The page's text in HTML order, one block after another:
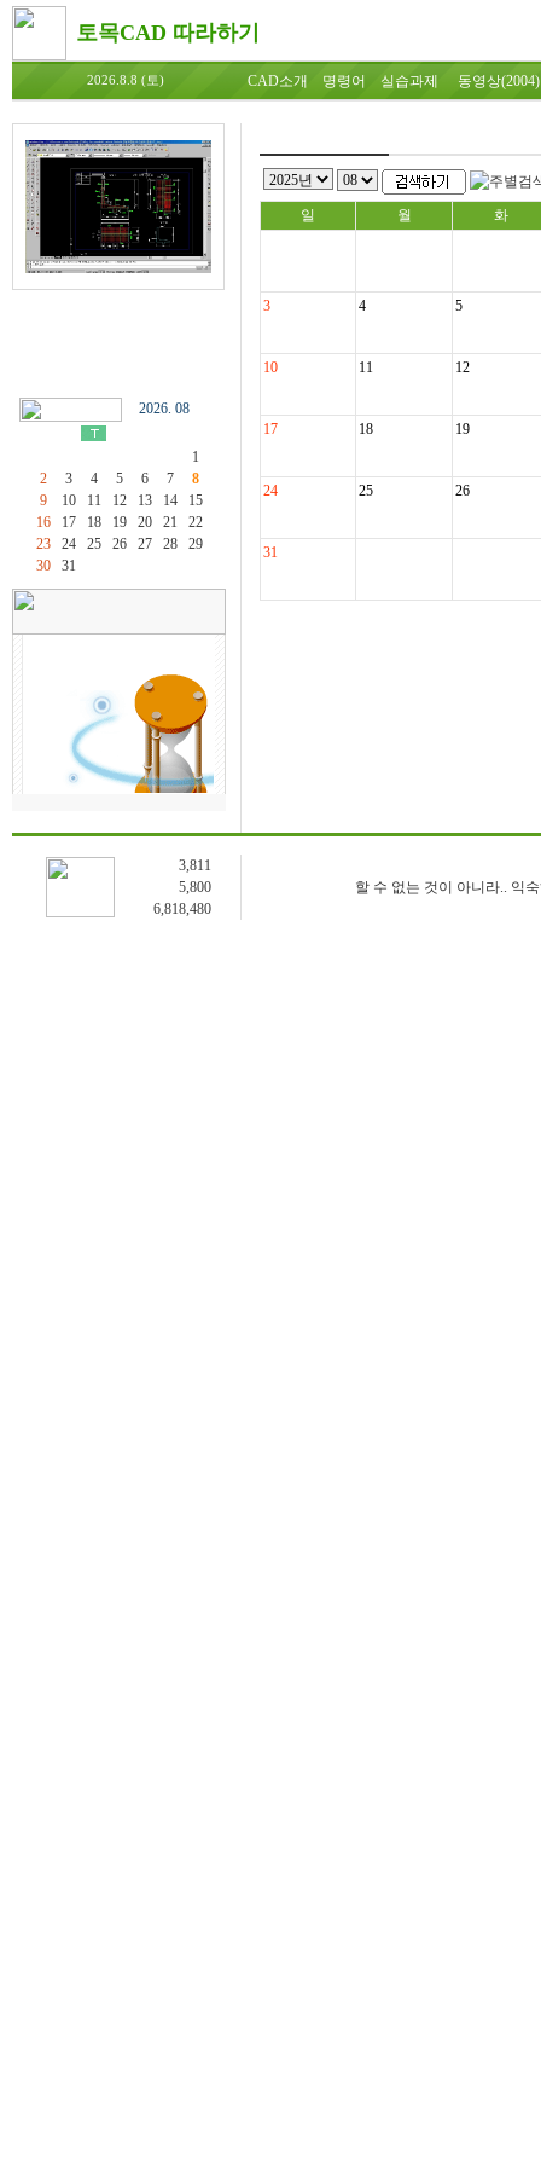
토목CAD 따라하기
2026.8.8 (토) CAD소개 명령어 실습과제 동영상(2004)
2026. 08
1
2
3 4 5 6 7
8
9
10 11 12 13 14
15
16
17 18 19 20 21
22
23
24 25 26 27 28
29
30
31
일 월 화
3 4 5
10 11 12
17 18 19
24 25 26
31
3,811
5,800
6,818,480
할 수 없는 것이 아니라.. 익